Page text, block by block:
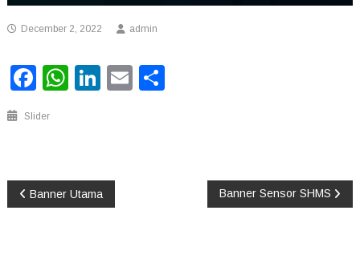
December 2, 2022 admin
Facebook
WhatsApp
LinkedIn
Email
Slider
Post
Banner Utama Banner Sensor SHMS